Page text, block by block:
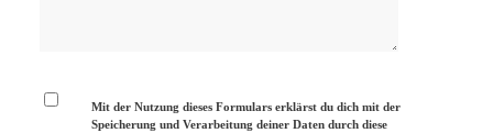
Mit der Nutzung dieses Formulars erklärst du dich mit der
Speicherung und Verarbeitung deiner Daten durch diese